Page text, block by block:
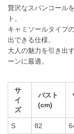
贅沢なスパンコール
ト。
キャミソールタイプ
出できる仕様。
大人の魅力を引き出
ーンに最適。
サ
イ
ズ
バスト
(cm)
S 82